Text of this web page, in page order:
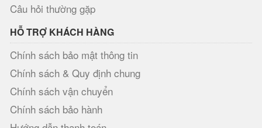
Câu hỏi thường gặp
HỖ TRỢ KHÁCH HÀNG
Chính sách bảo mật thông tin
Chính sách & Quy định chung
Chính sách vận chuyển
Chính sách bảo hành